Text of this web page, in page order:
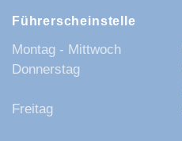
Führerscheinstelle
Montag - Mittwoch
Donnerstag
Freitag